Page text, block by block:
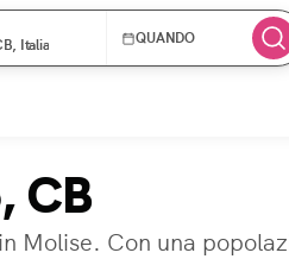
Italia
QUANDO
CB
Molise. Con una